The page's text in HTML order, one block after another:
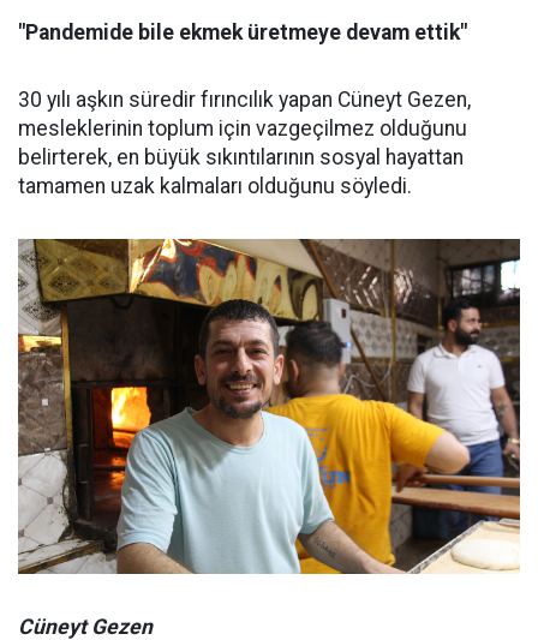
"Pandemide bile ekmek üretmeye devam ettik"
30 yılı aşkın süredir fırıncılık yapan Cüneyt Gezen,
mesleklerinin toplum için vazgeçilmez olduğunu
belirterek, en büyük sıkıntılarının sosyal hayattan
tamamen uzak kalmaları olduğunu söyledi.
Cüneyt Gezen